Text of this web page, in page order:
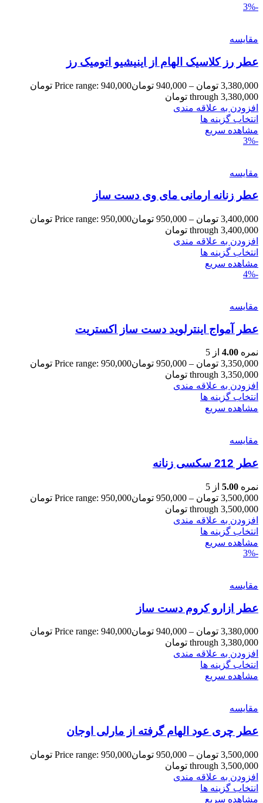
-3%
مقایسه
عطر رز کلاسیک الهام از اینیشیو اتومیک رز
3,380,000 تومان –
940,000 تومان
Price range: 940,000 تومان
through 3,380,000 تومان
افزودن به علاقه مندی
انتخاب گزینه ها
مشاهده سریع
-3%
مقایسه
عطر زنانه ارمانی مای وی دست ساز
3,400,000 تومان –
950,000 تومان
Price range: 950,000 تومان
through 3,400,000 تومان
افزودن به علاقه مندی
انتخاب گزینه ها
مشاهده سریع
-4%
مقایسه
عطر آمواج اینترلوید دست ساز اکستریت
نمره 4.00 از 5
3,350,000 تومان –
950,000 تومان
Price range: 950,000 تومان
through 3,350,000 تومان
افزودن به علاقه مندی
انتخاب گزینه ها
مشاهده سریع
مقایسه
عطر 212 سکسی زنانه
نمره 5.00 از 5
3,500,000 تومان –
950,000 تومان
Price range: 950,000 تومان
through 3,500,000 تومان
افزودن به علاقه مندی
انتخاب گزینه ها
مشاهده سریع
-3%
مقایسه
عطر ازارو کروم دست ساز
3,380,000 تومان –
940,000 تومان
Price range: 940,000 تومان
through 3,380,000 تومان
افزودن به علاقه مندی
انتخاب گزینه ها
مشاهده سریع
مقایسه
عطر چری عود الهام گرفته از مارلی اوجان
3,500,000 تومان –
950,000 تومان
Price range: 950,000 تومان
through 3,500,000 تومان
افزودن به علاقه مندی
انتخاب گزینه ها
مشاهده سریع